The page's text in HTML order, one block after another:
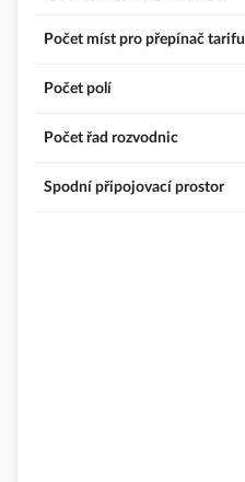
Počet míst pro přepínač tarifu
Počet polí
Počet řad rozvodnic
Spodní připojovací prostor